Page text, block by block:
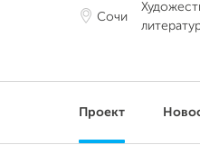
Сочи
Проект